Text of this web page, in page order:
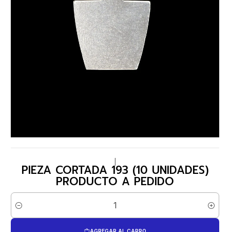
PIEZA CORTADA 193 (10 UNIDADES)
PRODUCTO A PEDIDO
Cantidad